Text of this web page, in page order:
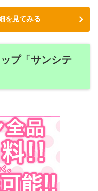
を見てみる
プ「サンシテ